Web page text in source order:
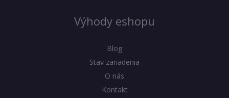
Výhody eshopu
Blog
Stav zariadenia
O nás
Kontakt